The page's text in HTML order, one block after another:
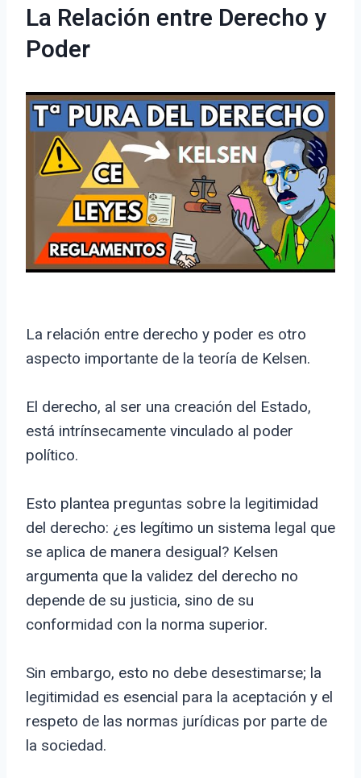
La Relación entre Derecho y
Poder
La relación entre derecho y poder es otro
aspecto importante de la teoría de Kelsen.
El derecho, al ser una creación del Estado,
está intrínsecamente vinculado al poder
político.
Esto plantea preguntas sobre la legitimidad
del derecho: ¿es legítimo un sistema legal que
se aplica de manera desigual? Kelsen
argumenta que la validez del derecho no
depende de su justicia, sino de su
conformidad con la norma superior.
Sin embargo, esto no debe desestimarse; la
legitimidad es esencial para la aceptación y el
respeto de las normas jurídicas por parte de
la sociedad.